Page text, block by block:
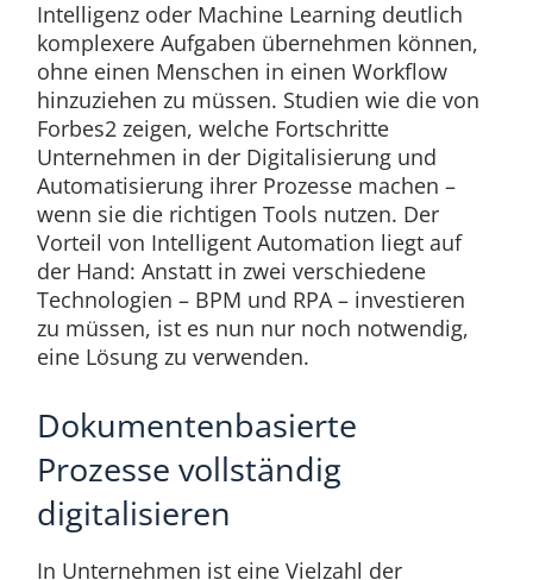
Intelligenz oder Machine Learning deutlich
komplexere Aufgaben übernehmen können,
ohne einen Menschen in einen Workflow
hinzuziehen zu müssen. Studien wie die von
Forbes2 zeigen, welche Fortschritte
Unternehmen in der Digitalisierung und
Automatisierung ihrer Prozesse machen –
wenn sie die richtigen Tools nutzen. Der
Vorteil von Intelligent Automation liegt auf
der Hand: Anstatt in zwei verschiedene
Technologien – BPM und RPA – investieren
zu müssen, ist es nun nur noch notwendig,
eine Lösung zu verwenden.
Dokumentenbasierte
Prozesse vollständig
digitalisieren
In Unternehmen ist eine Vielzahl der